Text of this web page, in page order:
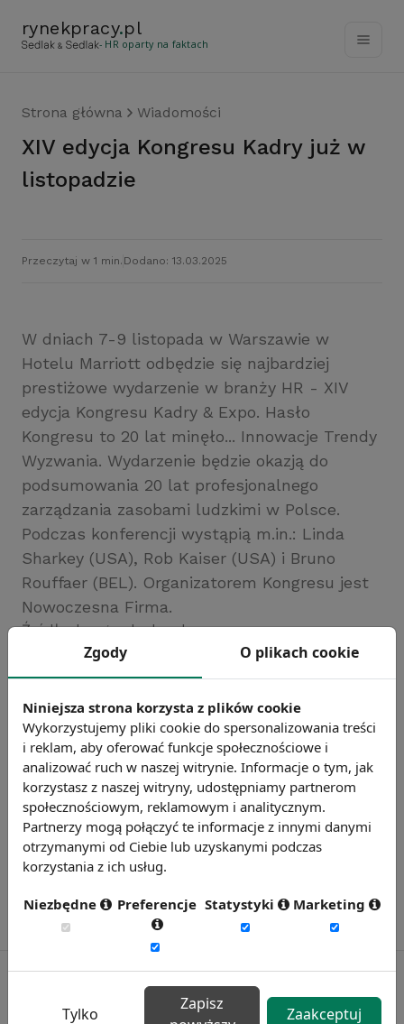
rynekpracy.pl
- HR oparty na faktach
Strona główna Wiadomości
XIV edycja Kongresu Kadry już w
listopadzie
Przeczytaj w 1 min. Dodano: 13.03.2025
W dniach 7-9 listopada w Warszawie w
Hotelu Marriott odbędzie się najbardziej
prestiżowe wydarzenie w branży HR - XIV
edycja Kongresu Kadry & Expo. Hasło
Kongresu to 20 lat minęło... Innowacje Trendy
Wyzwania. Wydarzenie będzie okazją do
podsumowania 20 lat profesjonalnego
zarządzania zasobami ludzkimi w Polsce.
Podczas konferencji wystąpią m.in.: Linda
Sharkey (USA), Rob Kaiser (USA) i Bruno
Rouffaer (BEL). Organizatorem Kongresu jest
Nowoczesna Firma.
Źródło: kongreskadry.pl
Chcesz wiedzieć więcej?
Zobacz więcej wiadomości
Zgody O plikach cookie
Niniejsza strona korzysta z plików cookie
Wykorzystujemy pliki cookie do spersonalizowania treści
i reklam, aby oferować funkcje społecznościowe i
analizować ruch w naszej witrynie. Informacje o tym, jak
korzystasz z naszej witryny, udostępniamy partnerom
społecznościowym, reklamowym i analitycznym.
Partnerzy mogą połączyć te informacje z innymi danymi
otrzymanymi od Ciebie lub uzyskanymi podczas
korzystania z ich usług.
Niezbędne Preferencje Statystyki Marketing
Tylko
Zapisz
Zaakceptuj